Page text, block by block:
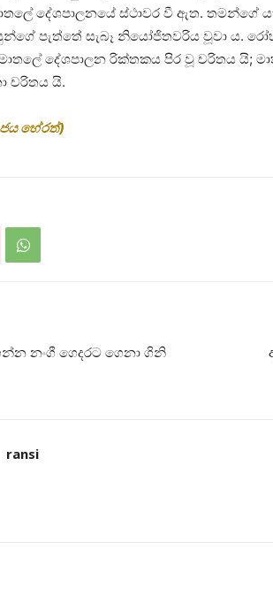
දේශපාලනයේ ස්ථාවර වී ඇත.
පැත්තේ සැබෑ නියෝජිතවරිය වූවා ය.
දේශපාලන රික්තකය පිර වූ චරිතය යි;
චරිතය යි.
හේරත්)
නංගී ගෙදරට ගෙනා ගිනි
ransi